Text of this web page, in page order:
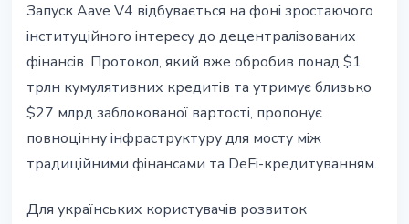
Запуск Aave V4 відбувається на фоні зростаючого
інституційного інтересу до децентралізованих
фінансів. Протокол, який вже обробив понад $1
трлн кумулятивних кредитів та утримує близько
$27 млрд заблокованої вартості, пропонує
повноцінну інфраструктуру для мосту між
традиційними фінансами та DeFi-кредитуванням.
Для українських користувачів розвиток